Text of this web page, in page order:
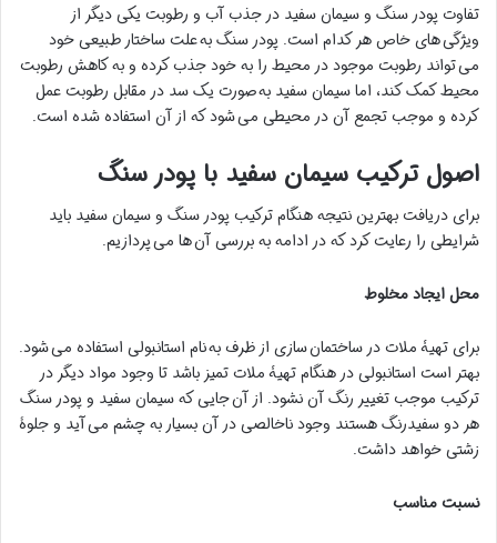
تفاوت پودر سنگ و سیمان سفید در جذب آب و رطوبت یکی دیگر از
ویژگی های خاص هر کدام است. پودر سنگ به علت ساختار طبیعی خود
می تواند رطوبت موجود در محیط را به خود جذب کرده و به کاهش رطوبت
محیط کمک کند، اما سیمان سفید به صورت یک سد در مقابل رطوبت عمل
کرده و موجب تجمع آن در محیطی می شود که از آن استفاده شده است.
اصول ترکیب سیمان سفید با پودر سنگ
برای دریافت بهترین نتیجه هنگام ترکیب پودر سنگ و سیمان سفید باید
شرایطی را رعایت کرد که در ادامه به بررسی آن ها می پردازیم.
محل ایجاد مخلوط
برای تهیۀ ملات در ساختمان سازی از ظرف به نام استانبولی استفاده می شود.
بهتر است استانبولی در هنگام تهیۀ ملات تمیز باشد تا وجود مواد دیگر در
ترکیب موجب تغییر رنگ آن نشود. از آن جایی که سیمان سفید و پودر سنگ
هر دو سفیدرنگ هستند وجود ناخالصی در آن بسیار به چشم می آید و جلوۀ
زشتی خواهد داشت.
نسبت مناسب